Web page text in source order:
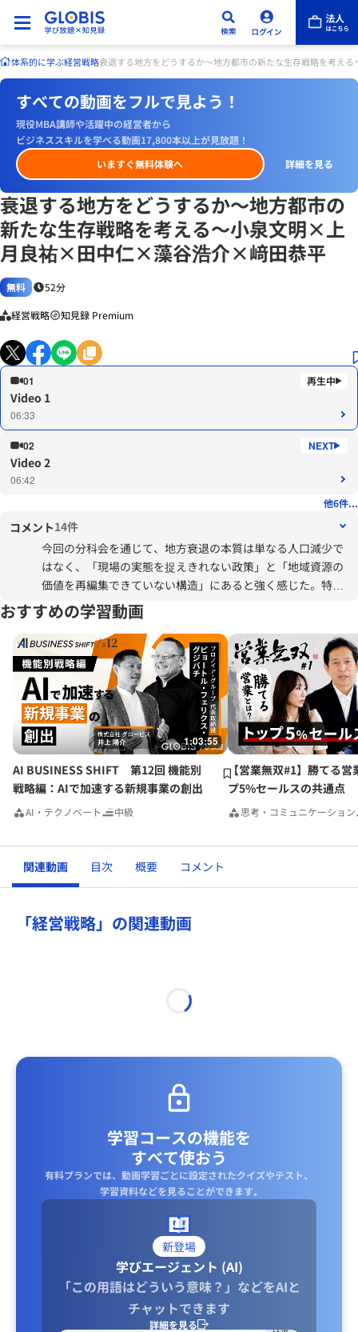
体系的に学ぶ経営戦略衰退する地方をどうするか〜地方都市の新たな生存戦略を考
すべての動画をフルで見よう！
現役MBA講師や活躍中の経営者から
ビジネススキルを学べる動画17,800本以上が見放題！
いますぐ無料体験へ
詳細を見る
衰退する地方をどうするか〜地方都市の
新たな生存戦略を考える〜小泉文明×上
月良祐×田中仁×藻谷浩介×﨑田恭平
無料 52分
経営戦略 知見録 Premium
01
Video 1
06:33
02
Video 2
06:42
他6件...
コメント14件
今回の分科会を通じて、地方衰退の本質は単なる人口減少で
はなく、「現場の実態を捉えきれない政策」と「地域資源の
価値を再編集できていない構造」にあると強く感じた。特
に、データ分析と現場観察を往復しながら課題を立体的に把
握する姿勢は、鳥取でのDX推進にも直結する学びだった。地
域ブランドの再構築については、伝統や文化を“資源”として
捉え直し、外部人材や企業との連携で価値を増幅させる視点
が重要だと理解した。また、30〜40年先を見据えた長期戦略
を描くには、行政・企業・住民が対等に協働する関係性づく
りが不可欠であり、データを共通言語にした合意形成の仕組
みが鍵になる。自分自身も、現場の声とデータを統合し、地
域の未来を共にデザインする実践者として行動していきた
い。
おすすめの学習動画
1:03:55
AI BUSINESS SHIFT 第12回 機能別
戦略編：AIで加速する新規事業の創出
AI・テクノベート 中級
【営業無双#1】勝てる営
プ5%セールスの共通点
思考・コミュニケーション
関連動画 目次 概要 コメント
「経営戦略」の関連動画
学習コースの機能を
すべて使おう
有料プランでは、動画学習ごとに設定されたクイズやテスト、
学習資料などを見ることができます｡
新登場
学びエージェント (AI)
「この用語はどういう意味？」などをAIと
チャットできます
詳細を見る